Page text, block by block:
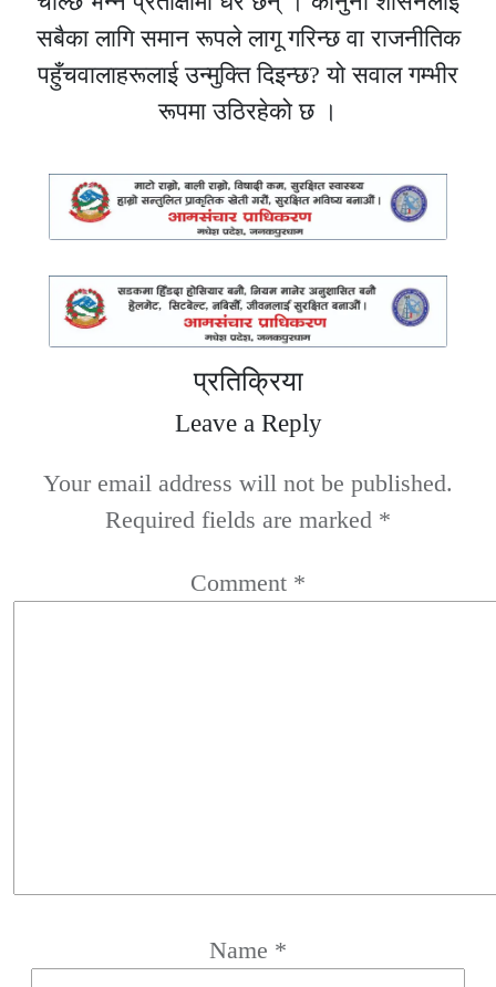
सबैका लागि समान रूपले लागू गरिन्छ वा राजनीतिक
पहुँचवालाहरूलाई उन्मुक्ति दिइन्छ? यो सवाल गम्भीर
रूपमा उठिरहेको छ ।
प्रतिक्रिया
Leave a Reply
Your email address will not be published.
Required fields are marked *
Comment *
Name *